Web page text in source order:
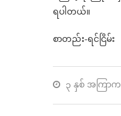
ရပါတယ်။
စာတည်း-ရင်ငြိမ်း
၃ နှစ် အကြာက